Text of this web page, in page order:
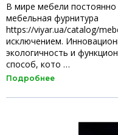
В мире мебели
мебельная фурнитура
https://viyar.ua/catalog/
исключением.
экологичность и
способ, кото …
Подробнее